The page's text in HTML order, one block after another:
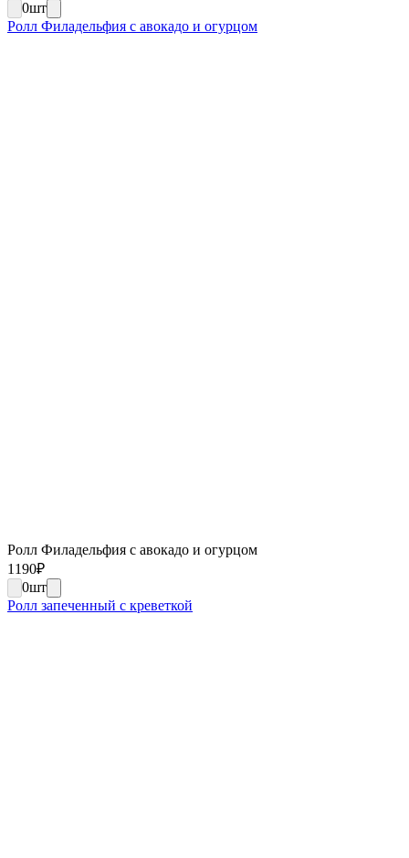
0шт
Ролл Филадельфия с авокадо и огурцом
Ролл Филадельфия с авокадо и огурцом
1190₽
0шт
Ролл запеченный с креветкой